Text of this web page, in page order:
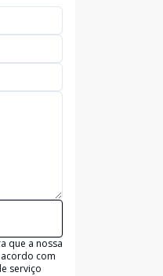
que a nossa
com
serviço